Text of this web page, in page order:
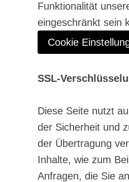
Funktionalität
eingeschränkt sein
Cookie
SSL-
Diese Seite nutzt
der Sicherheit und
der Übertragung
Inhalte, wie zum
Anfragen, die Sie